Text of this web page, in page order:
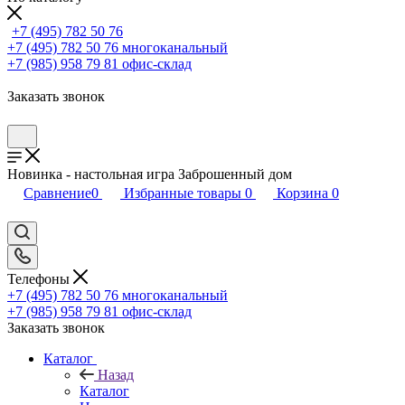
+7 (495) 782 50 76
+7 (495) 782 50 76 многоканальный
+7 (985) 958 79 81 офис-склад
Заказать звонок
Новинка - настольная игра Заброшенный дом
Сравнение0 Избранные товары 0 Корзина 0
Телефоны
+7 (495) 782 50 76 многоканальный
+7 (985) 958 79 81 офис-склад
Заказать звонок
Каталог
Назад
Каталог